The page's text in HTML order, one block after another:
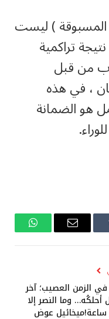
المسبوقة ) ليست
تراكمية
من قبل
، في هذه
هو الضمانة
البريد
واتساب
الزمن العصيب؛ آخر
أحلكُه… وما النصر إلا
ساعة!ميخائيل عوض